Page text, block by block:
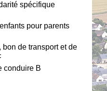
spécifique
pour parents
de transport et de
conduire B